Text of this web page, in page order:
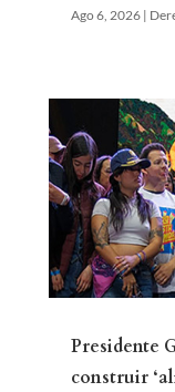
Ago 6, 2026|
Presidente
construir